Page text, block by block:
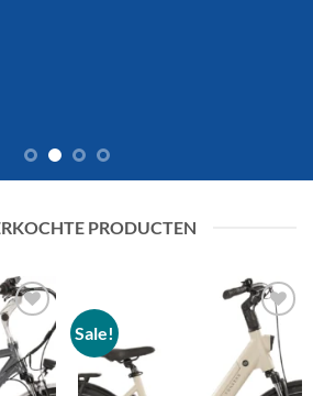
PRODUCTEN
Sale!